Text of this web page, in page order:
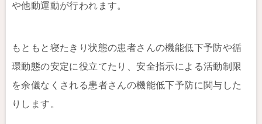
や他動運動が行われます。
もともと寝たきり状態の患者さんの機能低下予防や循
環動態の安定に役立てたり、安全指示による活動制限
を余儀なくされる患者さんの機能低下予防に関与した
りします。